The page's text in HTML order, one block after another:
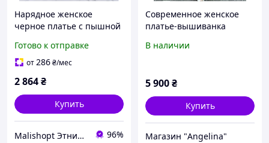
Нарядное женское
черное платье с пышной
современная вышиванка
с фиолетовой вышивкой
Готово к отправке
от286₴/мес
2 864₴
Купить
Malishopt Этническая одежда и головные уборы, все для крещения 96%
Современное женское
платье-вышиванка
В наличии
5 900₴
Купить
Магазин "Angelina"